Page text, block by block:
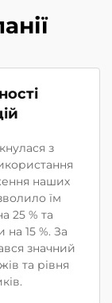
з
наших
їм
25 % та
на 15 %. За
значний
та рівня